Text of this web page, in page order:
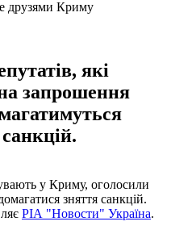
які
запрошення
у Криму, оголосили
зняття санкцій.
РІА "Новости" Україна.